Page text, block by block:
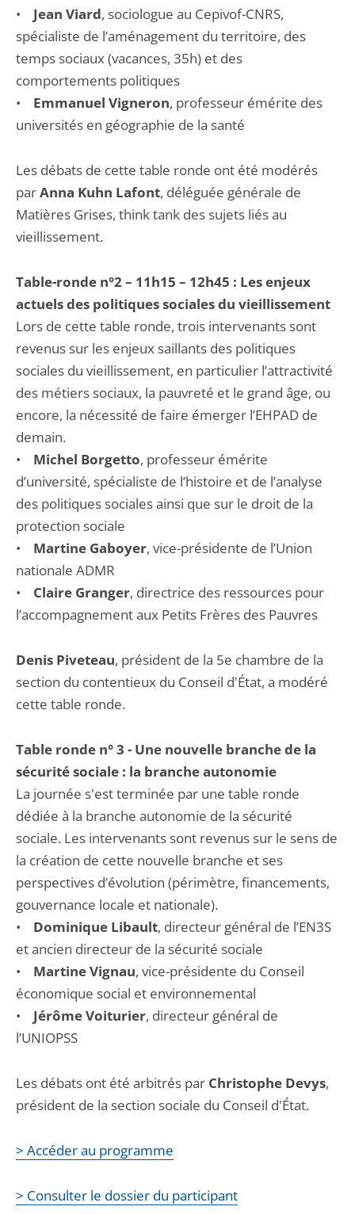
• Jean Viard, sociologue au Cepivof-CNRS,
spécialiste de l’aménagement du territoire, des
temps sociaux (vacances, 35h) et des
comportements politiques
• Emmanuel Vigneron, professeur émérite des
universités en géographie de la santé
Les débats de cette table ronde ont été modérés
parAnna Kuhn Lafont, déléguée générale de
Matières Grises, think tank des sujets liés au
vieillissement.
Table-ronde n°2 – 11h15 – 12h45 : Les enjeux
actuels des politiques sociales du vieillissement
Lors de cette table ronde, trois intervenants sont
revenus sur les enjeux saillants des politiques
sociales du vieillissement, en particulier l’attractivité
des métiers sociaux, la pauvreté et le grand âge, ou
encore, la nécessité de faire émerger l’EHPAD de
demain.
• Michel Borgetto, professeur émérite
d’université, spécialiste de l’histoire et de l’analyse
des politiques sociales ainsi que sur le droit de la
protection sociale
• Martine Gaboyer, vice-présidente de l’Union
nationale ADMR
• Claire Granger, directrice des ressources pour
l’accompagnement aux Petits Frères des Pauvres
Denis Piveteau, président de la 5e chambre de la
section du contentieux du Conseil d'État, a modéré
cette table ronde.
Table ronde n° 3 - Une nouvelle branche de la
sécurité sociale : la branche autonomie
La journée s'est terminée par une table ronde
dédiée à la branche autonomie de la sécurité
sociale. Les intervenants sont revenus sur le sens de
la création de cette nouvelle branche et ses
perspectives d’évolution (périmètre, financements,
gouvernance locale et nationale).
• Dominique Libault, directeur général de l’EN3S
et ancien directeur de la sécurité sociale
• Martine Vignau, vice-présidente du Conseil
économique social et environnemental
• Jérôme Voiturier, directeur général de
l’UNIOPSS
Les débats ont été arbitrés par Christophe Devys,
président de la section sociale du Conseil d'État.
> Accéder au programme
> Consulter le dossier du participant